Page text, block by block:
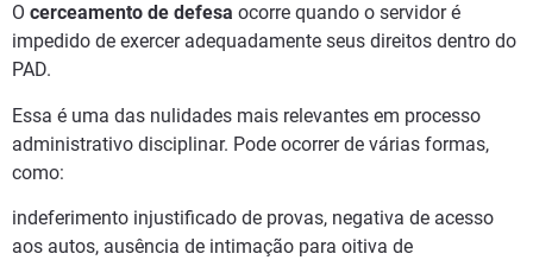
O cerceamento de defesa ocorre quando o servidor é
impedido de exercer adequadamente seus direitos dentro do
PAD.
Essa é uma das nulidades mais relevantes em processo
administrativo disciplinar. Pode ocorrer de várias formas,
como:
indeferimento injustificado de provas, negativa de acesso
aos autos, ausência de intimação para oitiva de